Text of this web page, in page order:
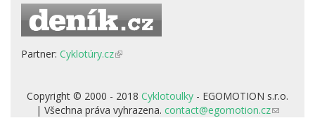
Partner: Cyklotúry.cz(odkaz
Copyright © 2000 - 2018 Cyklotoulky - EGOMOTION s.r.o.
| Všechna práva vyhrazena. contact@egomotion.cz(odkaz